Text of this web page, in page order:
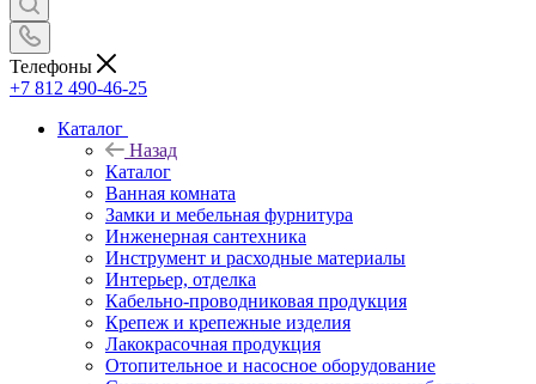
Телефоны
+7 812 490-46-25
Каталог
Назад
Каталог
Ванная комната
Замки и мебельная фурнитура
Инженерная сантехника
Инструмент и расходные материалы
Интерьер, отделка
Кабельно-проводниковая продукция
Крепеж и крепежные изделия
Лакокрасочная продукция
Отопительное и насосное оборудование